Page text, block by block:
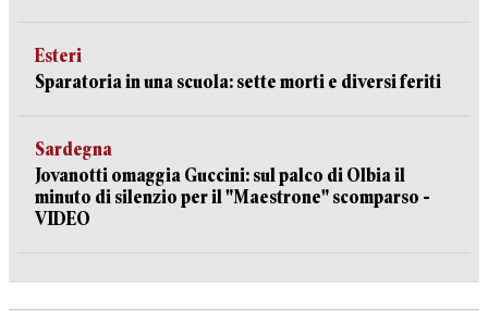
Esteri
Sparatoria in una scuola: sette morti e diversi feriti
Sardegna
Jovanotti omaggia Guccini: sul palco di Olbia il
minuto di silenzio per il "Maestrone" scomparso -
VIDEO